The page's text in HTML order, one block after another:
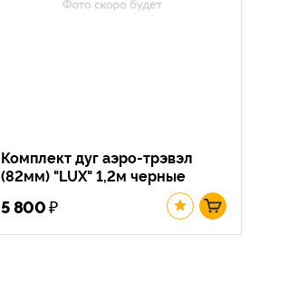
Комплект дуг аэро-трэвэл
(82мм) "LUX" 1,2м черные
5 800₽